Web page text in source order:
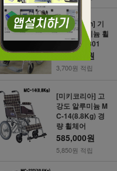
[Maxhealth] 기
본형 알루미늄 휠
체어 MAX301
370,000원
3,700원 적립
[미키코리아] 고
강도 알루미늄 M
C-14(8.8Kg) 경
량 휠체어
585,000원
5,850원 적립